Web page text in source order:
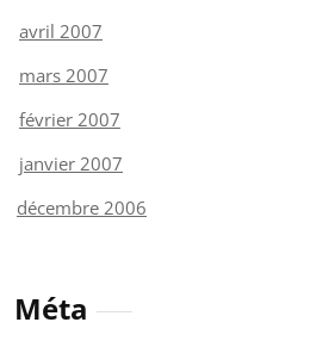
avril 2007
mars 2007
février 2007
janvier 2007
décembre 2006
Méta